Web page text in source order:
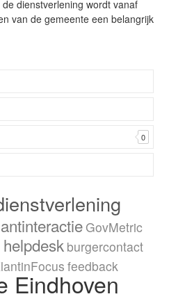
dienstverlening wordt vanaf
van de gemeente een belangrijk
0
GovMetric
burgercontact
feedback
Eindhoven